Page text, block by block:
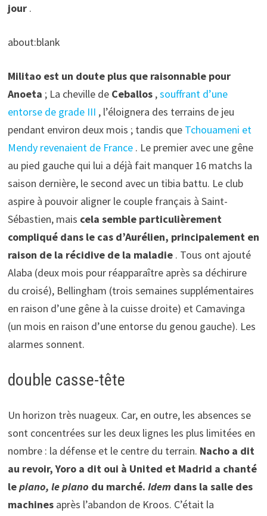
jour.
about:blank
Militao est un doute plus que raisonnable pour
Anoeta ; La cheville de Ceballos,souffrant d’une
entorse de grade III , l’éloignera des terrains de jeu
pendant environ deux mois ; tandis que Tchouameni et
Mendy revenaient de France. Le premier avec une gêne
au pied gauche qui lui a déjà fait manquer 16 matchs la
saison dernière, le second avec un tibia battu. Le club
aspire à pouvoir aligner le couple français à Saint-
Sébastien, mais cela semble particulièrement
compliqué dans le cas d’Aurélien, principalement en
raison de la récidive de la maladie. Tous ont ajouté
Alaba (deux mois pour réapparaître après sa déchirure
du croisé), Bellingham (trois semaines supplémentaires
en raison d’une gêne à la cuisse droite) et Camavinga
(un mois en raison d’une entorse du genou gauche). Les
alarmes sonnent.
double casse-tête
Un horizon très nuageux. Car, en outre, les absences se
sont concentrées sur les deux lignes les plus limitées en
nombre : la défense et le centre du terrain. Nacho a dit
au revoir, Yoro a dit oui à United et Madrid a chanté
lepiano, le piano du marché. Idem dans la salle des
machinesaprès l’abandon de Kroos. C’était la